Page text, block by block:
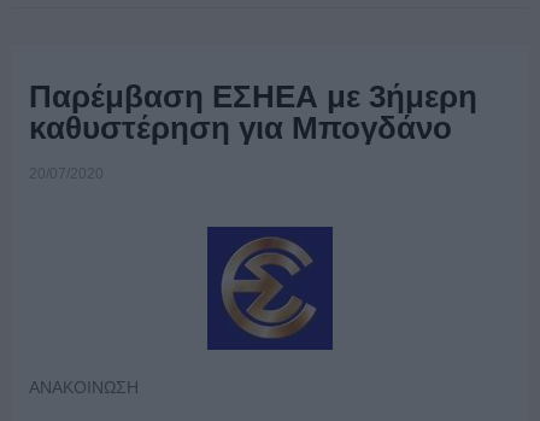
Παρέμβαση ΕΣΗΕΑ με 3ήμερη
καθυστέρηση για Μπογδάνο
20/07/2020
ΑΝΑΚΟΙΝΩΣΗ